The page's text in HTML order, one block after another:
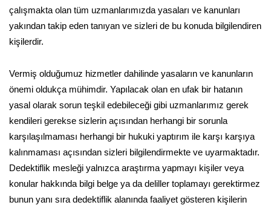
çalışmakta olan tüm uzmanlarımızda yasaları ve kanunları
yakından takip eden tanıyan ve sizleri de bu konuda bilgilendiren
kişilerdir.
Vermiş olduğumuz hizmetler dahilinde yasaların ve kanunların
önemi oldukça mühimdir. Yapılacak olan en ufak bir hatanın
yasal olarak sorun teşkil edebileceği gibi uzmanlarımız gerek
kendileri gerekse sizlerin açısından herhangi bir sorunla
karşılaşılmaması herhangi bir hukuki yaptırım ile karşı karşıya
kalınmaması açısından sizleri bilgilendirmekte ve uyarmaktadır.
Dedektiflik mesleği yalnızca araştırma yapmayı kişiler veya
konular hakkında bilgi belge ya da deliller toplamayı gerektirmez
bunun yanı sıra dedektiflik alanında faaliyet gösteren kişilerin